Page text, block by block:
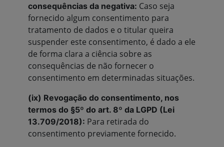
consequências da negativa: Caso seja
fornecido algum consentimento para
tratamento de dados e o titular queira
suspender este consentimento, é dado a ele
de forma clara a ciência sobre as
consequências de não fornecer o
consentimento em determinadas situações.
(ix) Revogação do consentimento, nos
termos do §5º do art. 8º da LGPD (Lei
13.709/2018): Para retirada do
consentimento previamente fornecido.